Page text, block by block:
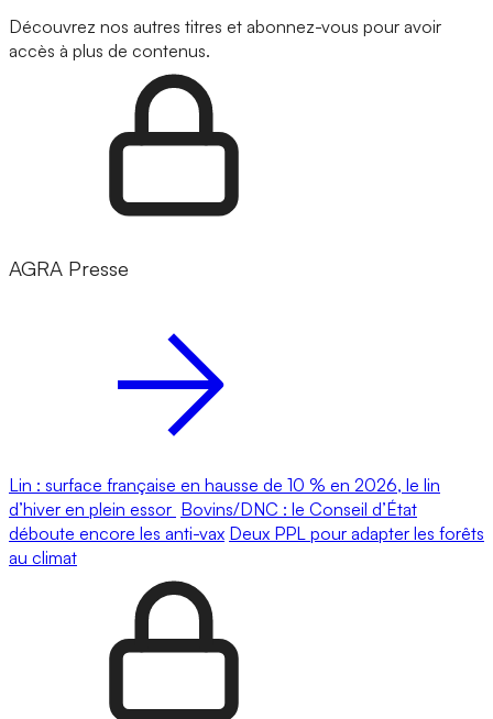
Découvrez nos autres titres et abonnez-vous pour avoir
accès à plus de contenus.
AGRA Presse
Lin : surface française en hausse de 10 % en 2026, le lin
d’hiver en plein essor Bovins/DNC : le Conseil d’État
déboute encore les anti-vax Deux PPL pour adapter les forêts
au climat